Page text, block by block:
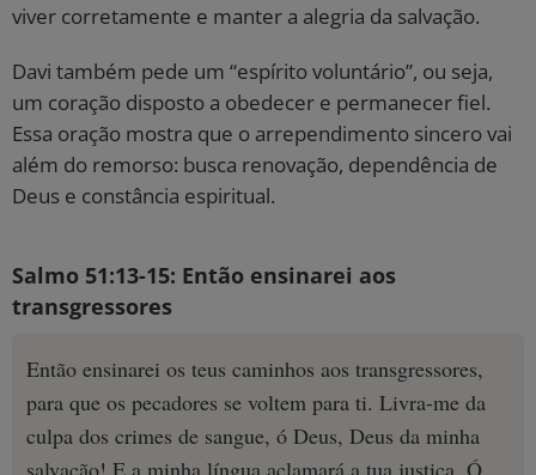
viver corretamente e manter a alegria da salvação.
Davi também pede um “espírito voluntário”, ou seja,
um coração disposto a obedecer e permanecer fiel.
Essa oração mostra que o arrependimento sincero vai
além do remorso: busca renovação, dependência de
Deus e constância espiritual.
Salmo 51:13-15: Então ensinarei aos
transgressores
Então ensinarei os teus caminhos aos transgressores,
para que os pecadores se voltem para ti. Livra-me da
culpa dos crimes de sangue, ó Deus, Deus da minha
salvação! E a minha língua aclamará a tua justiça. Ó